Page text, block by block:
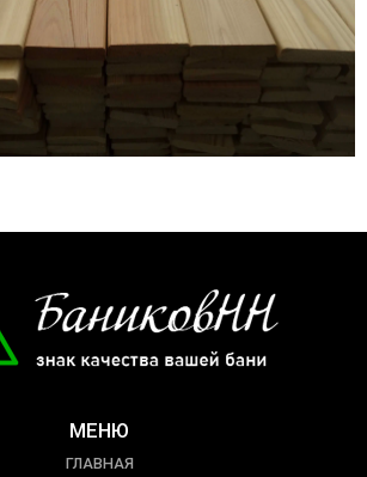
МЕНЮ
ГЛАВНАЯ